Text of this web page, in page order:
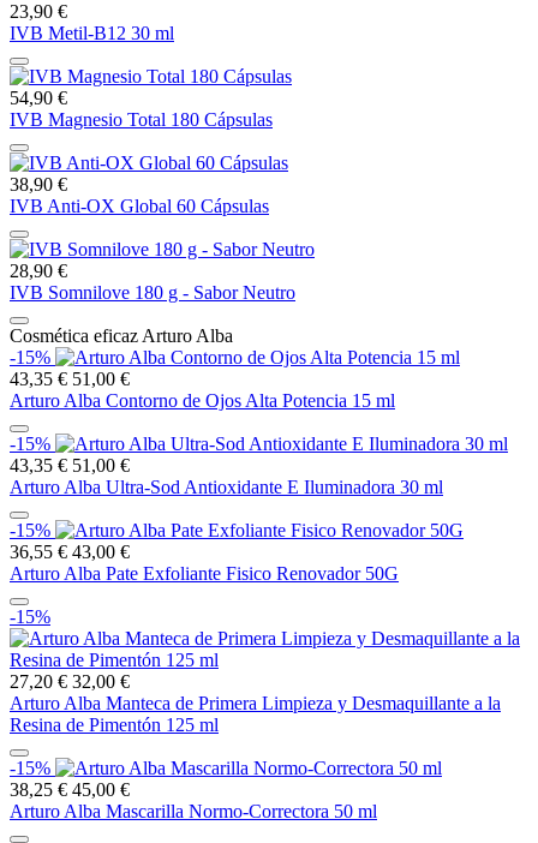
23,90 €
IVB Metil-B12 30 ml
54,90 €
IVB Magnesio Total 180 Cápsulas
38,90 €
IVB Anti-OX Global 60 Cápsulas
28,90 €
IVB Somnilove 180 g - Sabor Neutro
Cosmética eficaz Arturo Alba
-15%
43,35 € 51,00 €
Arturo Alba Contorno de Ojos Alta Potencia 15 ml
-15%
43,35 € 51,00 €
Arturo Alba Ultra-Sod Antioxidante E Iluminadora 30 ml
-15%
36,55 € 43,00 €
Arturo Alba Pate Exfoliante Fisico Renovador 50G
-15%
27,20 € 32,00 €
Arturo Alba Manteca de Primera Limpieza y Desmaquillante a la
Resina de Pimentón 125 ml
-15%
38,25 € 45,00 €
Arturo Alba Mascarilla Normo-Correctora 50 ml